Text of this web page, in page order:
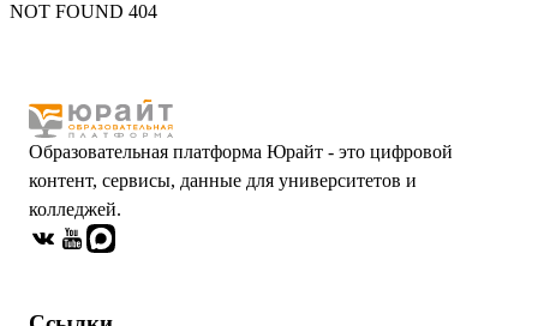
NOT FOUND 404
Образовательная платформа Юрайт - это цифровой
контент, сервисы, данные для университетов и
колледжей.